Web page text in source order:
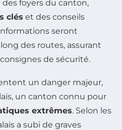
foyers du canton,
clés et des conseils
seront
des routes, assurant
de sécurité.
un danger majeur,
un canton connu pour
extrêmes. Selon les
a subi de graves